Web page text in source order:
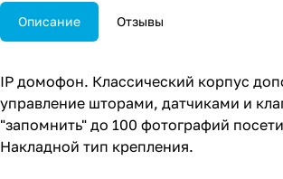
Описание Отзывы
IP домофон. Классический корпус
управление шторами, датчиками и
"запомнить" до 100 фотографий
Накладной тип крепления.